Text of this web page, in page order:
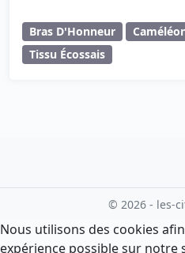
Bras D'Honneur
Tissu Écossais
© 2026 - les-
Nous utilisons des cookies
expérience possible sur notre